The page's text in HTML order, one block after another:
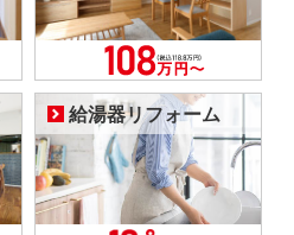
給湯器リフォーム